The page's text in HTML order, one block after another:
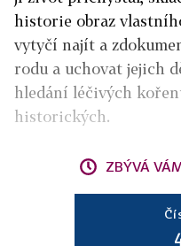
historie obraz
vytyčí najít a
rodu a uchovat jejich
hledání léčivých
historických.
ZBÝVÁ